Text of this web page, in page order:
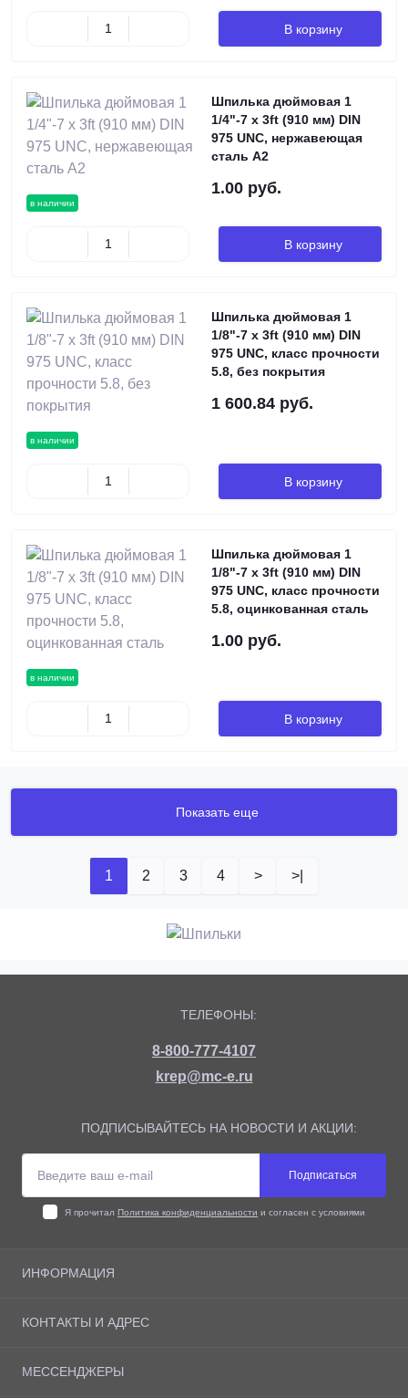
В корзину
в наличии
Шпилька дюймовая 1
1/4"-7 х 3ft (910 мм) DIN
975 UNC, нержавеющая
сталь А2
1.00 руб.
В корзину
в наличии
Шпилька дюймовая 1
1/8"-7 х 3ft (910 мм) DIN
975 UNC, класс прочности
5.8, без покрытия
1 600.84 руб.
В корзину
в наличии
Шпилька дюймовая 1
1/8"-7 х 3ft (910 мм) DIN
975 UNC, класс прочности
5.8, оцинкованная сталь
1.00 руб.
В корзину
Показать еще
1 2 3 4 > >|
ТЕЛЕФОНЫ:
8-800-777-4107
krep@mc-e.ru
ПОДПИСЫВАЙТЕСЬ НА НОВОСТИ И АКЦИИ:
Подписаться
Я прочитал Политика конфиденциальности и согласен с условиями
ИНФОРМАЦИЯ
Доставка
Возврат товара
КОНТАКТЫ И АДРЕС
МЕССЕНДЖЕРЫ